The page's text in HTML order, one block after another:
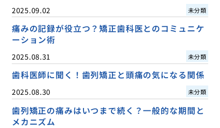
2025.09.02 未分類
痛みの記録が役立つ？矯正歯科医とのコミュニケ
ーション術
2025.08.31 未分類
歯科医師に聞く！歯列矯正と頭痛の気になる関係
2025.08.30 未分類
歯列矯正の痛みはいつまで続く？一般的な期間と
メカニズム